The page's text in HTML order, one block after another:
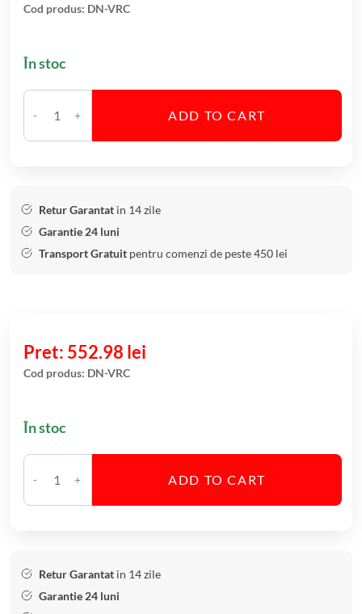
Cod produs: DN-VRC
În stoc
C
a
i
t
h
e
V
R
ADD TO CART
Retur Garantat in 14 zile
Garantie 24 luni
Transport Gratuit pentru comenzi de peste 450 lei
552.98 lei
Cod produs: DN-VRC
În stoc
C
a
i
ADD TO CART
Retur Garantat in 14 zile
Garantie 24 luni